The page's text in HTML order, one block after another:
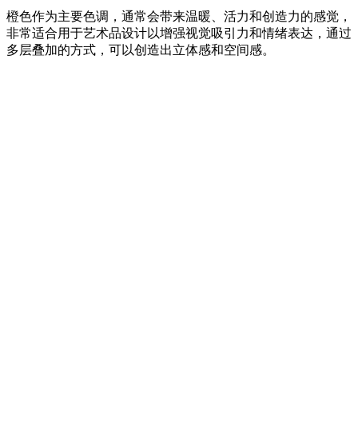
橙色作为主要色调，通常会带来温暖、活力和创造力的感觉，
非常适合用于艺术品设计以增强视觉吸引力和情绪表达，通过
多层叠加的方式，可以创造出立体感和空间感。